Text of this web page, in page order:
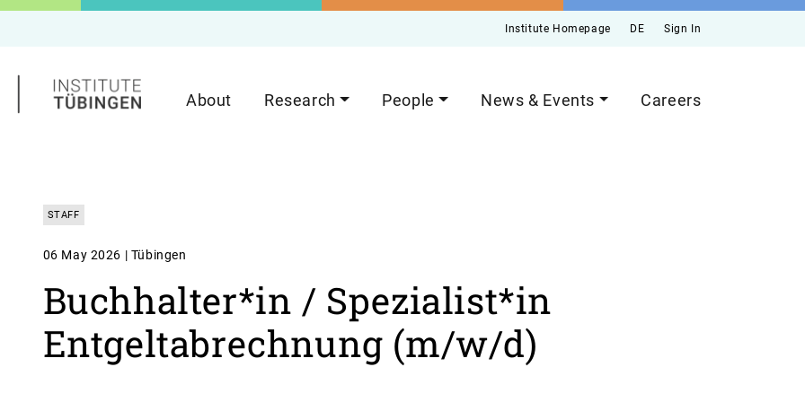
Institute Homepage DE Sign In
About Research People News & Events Careers
STAFF
06 May 2026 | Tübingen
Buchhalter*in / Spezialist*in
Entgeltabrechnung (m/w/d)